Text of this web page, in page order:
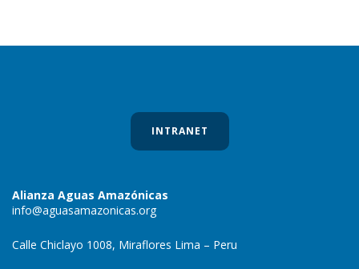
INTRANET
Alianza Aguas Amazónicas
info@aguasamazonicas.org
Calle Chiclayo 1008, Miraflores Lima – Peru